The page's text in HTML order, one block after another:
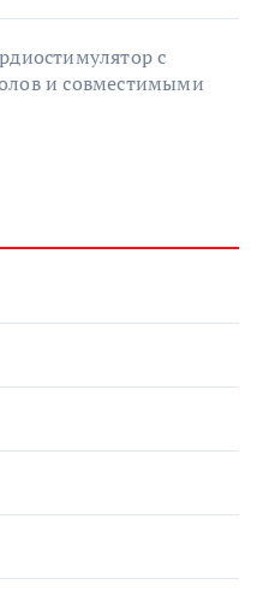
с
и совместимыми